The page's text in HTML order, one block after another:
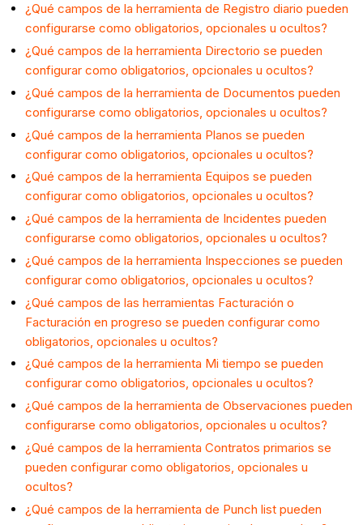
¿Qué campos de la herramienta de Registro diario pueden
configurarse como obligatorios, opcionales u ocultos?
¿Qué campos de la herramienta Directorio se pueden
configurar como obligatorios, opcionales u ocultos?
¿Qué campos de la herramienta de Documentos pueden
configurarse como obligatorios, opcionales u ocultos?
¿Qué campos de la herramienta Planos se pueden
configurar como obligatorios, opcionales u ocultos?
¿Qué campos de la herramienta Equipos se pueden
configurar como obligatorios, opcionales u ocultos?
¿Qué campos de la herramienta de Incidentes pueden
configurarse como obligatorios, opcionales u ocultos?
¿Qué campos de la herramienta Inspecciones se pueden
configurar como obligatorios, opcionales u ocultos?
¿Qué campos de las herramientas Facturación o
Facturación en progreso se pueden configurar como
obligatorios, opcionales u ocultos?
¿Qué campos de la herramienta Mi tiempo se pueden
configurar como obligatorios, opcionales u ocultos?
¿Qué campos de la herramienta de Observaciones pueden
configurarse como obligatorios, opcionales u ocultos?
¿Qué campos de la herramienta Contratos primarios se
pueden configurar como obligatorios, opcionales u
ocultos?
¿Qué campos de la herramienta de Punch list pueden